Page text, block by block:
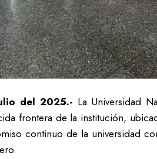
del 2025.- La Universidad
frontera de la institución,
continuo de la universidad